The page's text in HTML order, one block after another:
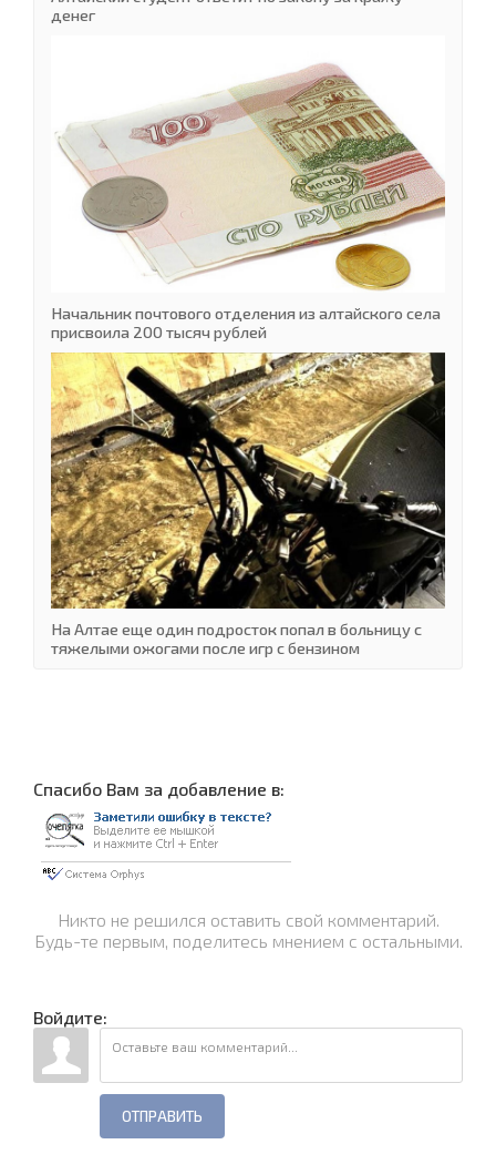
денег
Начальник почтового отделения из алтайского села
присвоила 200 тысяч рублей
На Алтае еще один подросток попал в больницу с
тяжелыми ожогами после игр с бензином
Cпасибо Вам за добавление в:
Никто не решился оставить свой комментарий.
Будь-те первым, поделитесь мнением с остальными.
Войдите:
ОТПРАВИТЬ